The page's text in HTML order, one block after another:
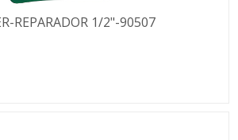
REPARADOR 1/2"-90507